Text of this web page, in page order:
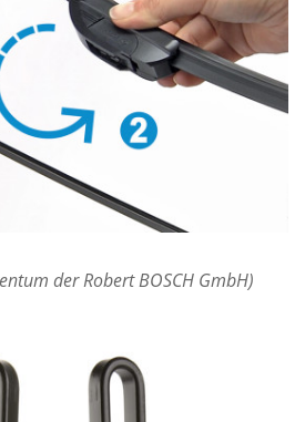
der Robert BOSCH GmbH)